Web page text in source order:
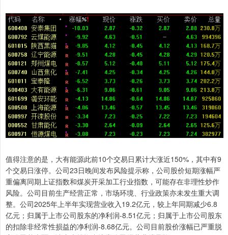
值得注意的是，大有能源此前10个交易日累计大涨近150%，其中有9
个交易日涨停。公司23日晚间发布风险提示称，公司股价短期涨幅严
重偏离同期上证指数和煤炭开采加工行业指数，可能存在非理性炒作
风险。公司目前生产经营正常，市场环境、行业政策亦未发生重大调
整。公司2025年上半年实现营业收入19.2亿元，较上年同期减少6.8
亿元；归属于上市公司股东的净利润-8.51亿元；归属于上市公司股东
的扣除非经常性损益的净利润-8.68亿元。公司目前股价涨幅已严重脱